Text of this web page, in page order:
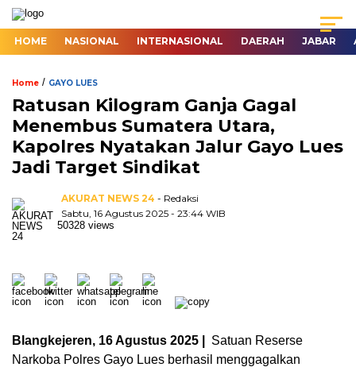
HOME NASIONAL INTERNASIONAL DAERAH JABAR
Home / GAYO LUES
Ratusan Kilogram Ganja Gagal
Menembus Sumatera Utara,
Kapolres Nyatakan Jalur Gayo Lues
Jadi Target Sindikat
AKURAT NEWS 24 - Redaksi
Sabtu, 16 Agustus 2025 - 23:44 WIB
50328 views
Blangkejeren, 16 Agustus 2025 | Satuan Reserse
Narkoba Polres Gayo Lues berhasil menggagalkan